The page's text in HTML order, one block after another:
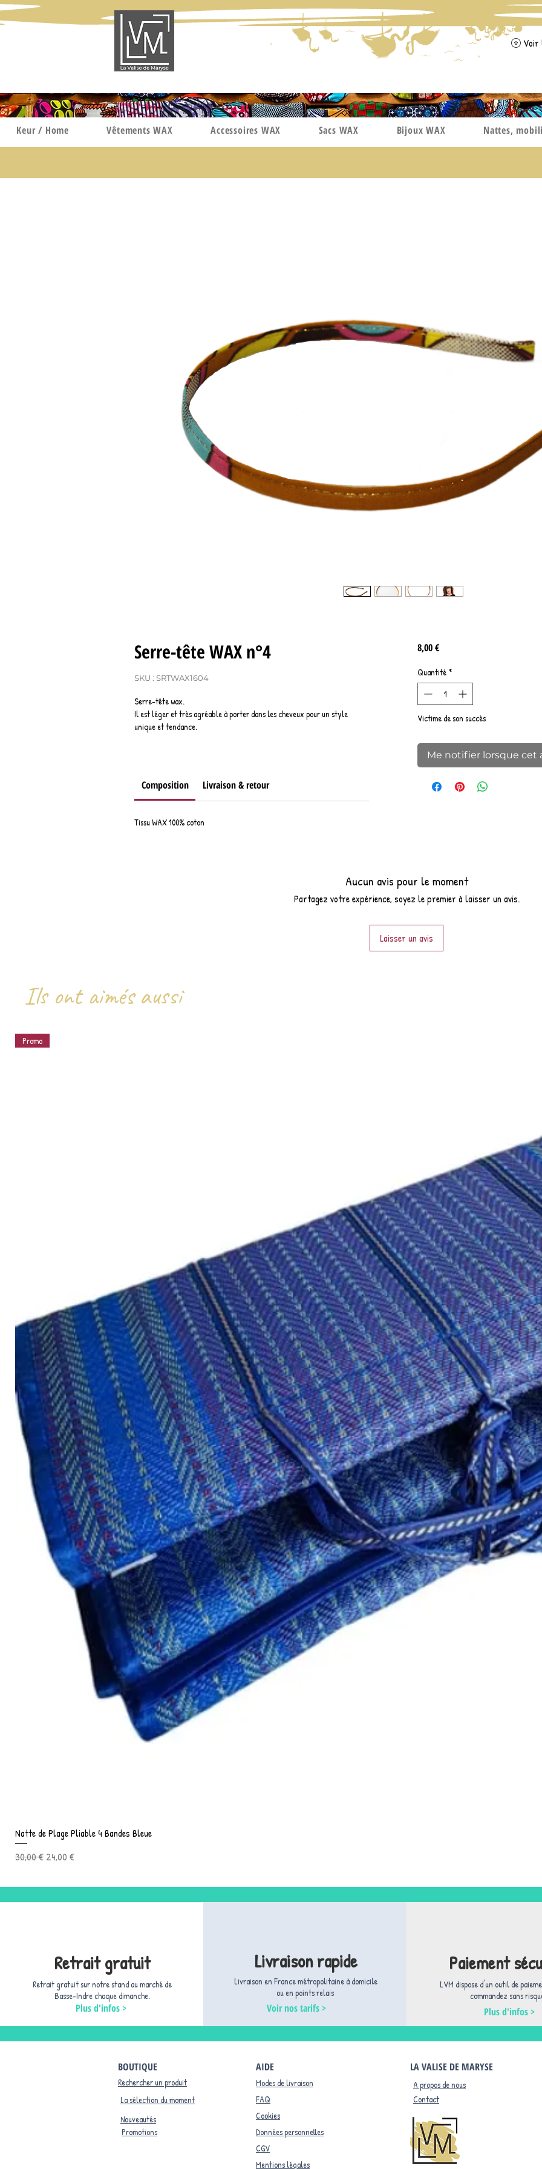
Voir
Keur / Home Vêtements WAX Accessoires WAX Sacs WAX Bijoux WAX Nattes,
Serre-tête WAX n°4
SKU : SRTWAX1604
Serre-tête wax.
Il est léger et très agréable à porter dans les cheveux pour un style
unique et tendance.
Composition Livraison & retour
Tissu WAX 100% coton
8,00 €Prix
Quantité *
Victime de son succès
Me notifier lorsque cet
Aucun avis pour le moment
Partagez votre expérience, soyez le premier à laisser un avis.
Laisser un avis
Ils ont aimés aussi
Promo
Natte de Plage Pliable 4 Bandes Bleue
Prix original
30,00 € Prix promotionnel
24,00 €
Retrait gratuit
Retrait gratuit sur notre stand au marché de
Basse-Indre chaque dimanche.
Plus d'infos >
Livraison rapide
Livraison en France métropolitaine à domicile
ou en points relais
Voir nos tarifs >
Paiement
LVM dispose d'un outil de
commandez sans
Plus d'infos >
BOUTIQUE
Rechercher un produit
La sélection du moment
Nouveautés
Promotions
AIDE
Modes de livraison
FAQ
Cookies
Données personnelles
CGV
Mentions légales
LA VALISE DE MARYSE
A propos de nous
Contact